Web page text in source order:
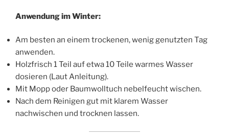
Anwendung im Winter:
Am besten an einem trockenen, wenig genutzten Tag
anwenden.
Holzfrisch 1 Teil auf etwa 10 Teile warmes Wasser
dosieren (Laut Anleitung).
Mit Mopp oder Baumwolltuch nebelfeucht wischen.
Nach dem Reinigen gut mit klarem Wasser
nachwischen und trocknen lassen.